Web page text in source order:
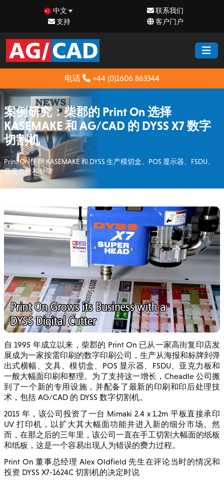
中文
联系我们
支持
客户门户
电话 +44 (0)1606 863344
案例研究：柴郡的 Print On 选择
KASEMAKE 和 AG/CAD 的 DYSS X7 数字
切割机
Print On 使用 KASEMAKE 和 DYSS 生产模切盒、POS 显示器、FSDU、
亚克力板和标牌
自 1995 年成立以来，柴郡的 Print On 已从一家高街复印店发
展成为一家按需印刷的数字印刷公司，生产从海报和标牌到弹
出式横幅、文具、模切盒、POS 显示器、FSDU、亚克力板和
一般大幅面印刷和整理。为了支持这一增长，Cheadle 公司搬
到了一个新的专用设施，并配备了最新的印刷和印后处理技
术，包括 AG/CAD 的 DYSS 数字切割机。
2015 年，该公司投资了一台 Mimaki 2.4 x 1.2m 平板直接承印
UV 打印机，以扩大其大幅面功能并进入新的细分市场。然
而，在那之后的三年里，该公司一直在手工切割大幅面的纸板
和纸板，这是一个容易出现人为错误的费力过程。
Print On 董事总经理 Alex Oldfield 先生在评论当时的情况和
投资 DYSS X7-1624C 切割机的决定时说